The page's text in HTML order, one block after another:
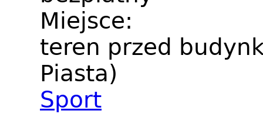
Miejsce:
teren przed
Piasta)
Sport